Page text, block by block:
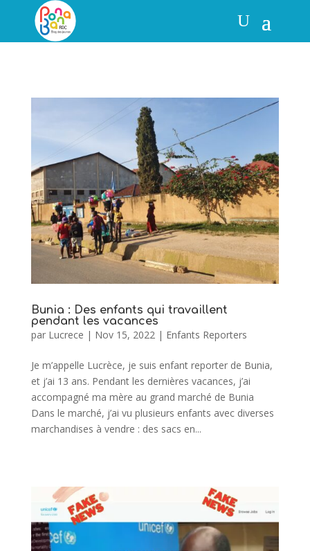
Bunia : Des enfants qui travaillent
pendant les vacances
par Lucrece | Nov 15, 2022 | Enfants Reporters
Je m’appelle Lucrèce, je suis enfant reporter de Bunia,
et j’ai 13 ans. Pendant les dernières vacances, j’ai
accompagné ma mère au grand marché de Bunia
Dans le marché, j’ai vu plusieurs enfants avec diverses
marchandises à vendre : des sacs en...